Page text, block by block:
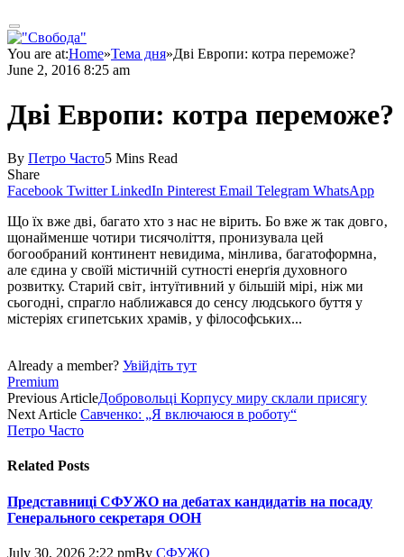
You are at:Home»Тема дня»Дві Европи: котра переможе?
June 2, 2016 8:25 am
Дві Европи: котра переможе?
By Петро Часто5 Mins Read
Share
Facebook Twitter LinkedIn Pinterest Email Telegram WhatsApp
Що їх вже дві‚ багато хто з нас не вірить. Бо вже ж так довго‚
щонайменше чотири тисячоліття‚ пронизувала цей
богообраний континент невидима‚ мінлива‚ багатоформна‚
але єдина у своїй містичній сутності енерґія духовного
розвитку. Старий світ‚ інтуїтивний у більшій мірі‚ ніж ми
сьогодні‚ спрагло наближався до сенсу людського буття у
містеріях єгипетських храмів‚ у філософських...
Already a member? Увійдіть тут
Premium
Previous ArticleДобровольці Корпусу миру склали присягу
Next Article Савченко: „Я включаюся в роботу“
Петро Часто
Related Posts
Представниці СФУЖО на дебатах кандидатів на посаду
Генерального секретаря ООН
July 30, 2026 2:22 pmBy СФУЖО